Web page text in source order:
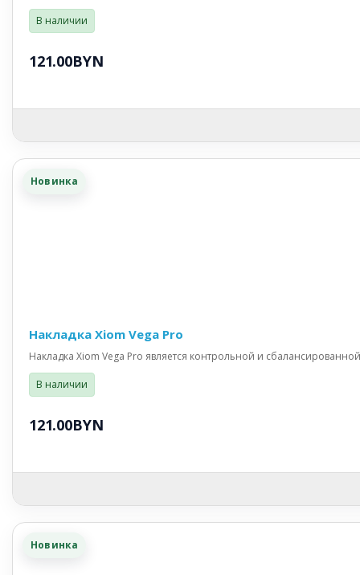
В наличии
121.00BYN
Новинка
Накладка Xiom Vega Pro
Накладка Xiom Vega Pro является контрольной и
В наличии
121.00BYN
Новинка